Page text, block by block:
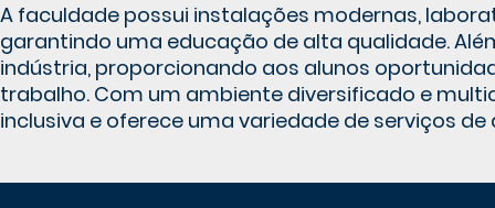
A faculdade possui instalações modernas,
garantindo uma educação de alta qualidade.
indústria, proporcionando aos alunos
trabalho. Com um ambiente diversificado e
inclusiva e oferece uma variedade de serviços